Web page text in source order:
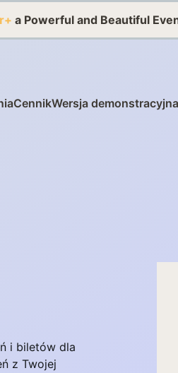
a Powerful and Beautiful
CennikWersja demonstracyjna
i biletów dla
z Twojej